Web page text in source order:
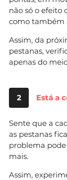
não só o efeito
como também
Assim, da
pestanas,
apenas do
2 Está a
Sente que a
as pestanas
problema
mais.
Assim,